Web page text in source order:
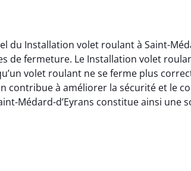
du Installation volet roulant à Saint-
de fermeture. Le Installation volet
volet roulant ne se ferme plus
contribue à améliorer la sécurité et le
Médard-d’Eyrans constitue ainsi